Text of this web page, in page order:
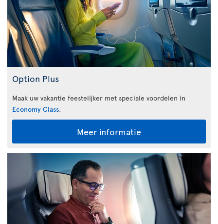
Option Plus
Maak uw vakantie feestelijker met speciale voordelen in
Economy Class.
Meer informatie